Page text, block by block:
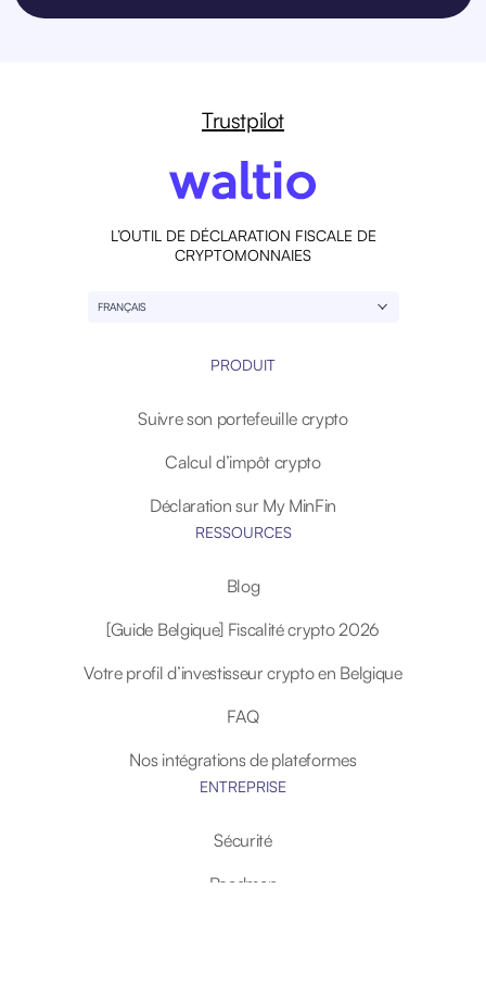
L’OUTIL DE DÉCLARATION FISCALE DE
CRYPTOMONNAIES
Trustpilot
FRANÇAIS
PRODUIT
Suivre son portefeuille crypto
Calcul d’impôt crypto
Déclaration sur My MinFin
RESSOURCES
Blog
[Guide Belgique] Fiscalité crypto 2026
Votre profil d’investisseur crypto en Belgique
FAQ
Nos intégrations de plateformes
ENTREPRISE
Sécurité
Roadmap